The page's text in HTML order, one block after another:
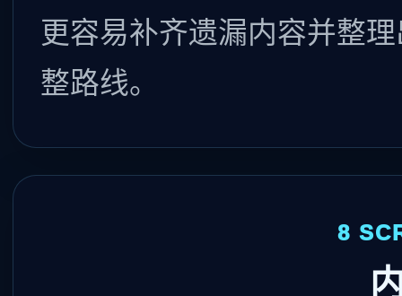
更容易补齐遗漏内容并整
整路线。
8